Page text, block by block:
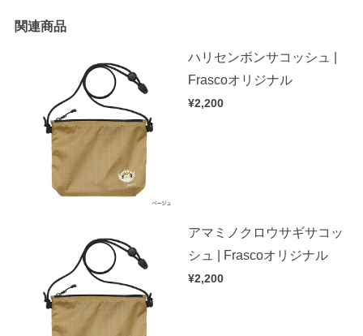
関連商品
ハリセンボンサコッシュ |
Frascoオリジナル
¥2,200
アマミノクロウサギサコッ
シュ | Frascoオリジナル
¥2,200